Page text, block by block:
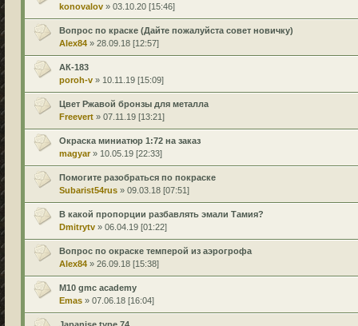
konovalov » 03.10.20 [15:46]
Вопрос по краске (Дайте пожалуйста совет новичку)
Alex84 » 28.09.18 [12:57]
АК-183
poroh-v » 10.11.19 [15:09]
Цвет Ржавой бронзы для металла
Freevert » 07.11.19 [13:21]
Окраска миниатюр 1:72 на заказ
magyar» 10.05.19 [22:33]
Помогите разобраться по покраске
Subarist54rus » 09.03.18 [07:51]
В какой пропорции разбавлять эмали Тамия?
Dmitrytv » 06.04.19 [01:22]
Вопрос по окраске темперой из аэрогрофа
Alex84 » 26.09.18 [15:38]
M10 gmc academy
Emas » 07.06.18 [16:04]